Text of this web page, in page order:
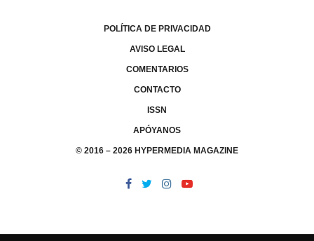
POLÍTICA DE PRIVACIDAD
AVISO LEGAL
COMENTARIOS
CONTACTO
ISSN
APÓYANOS
© 2016 – 2026 HYPERMEDIA MAGAZINE